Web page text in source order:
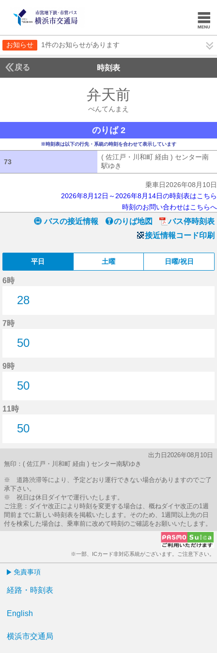
お知らせ 1件のお知らせがあります
戻る 時刻表
弁天前
べんてんまえ
のりば 2
※時刻表は以下の行先・系統の時刻を合わせて表示しています
73
( 佐江戸・川和町 経由 ) センター南
駅ゆき
乗車日2026年08月10日
2026年8月12日～2026年8月14日の時刻表はこちら
時刻のお問い合わせはこちらへ
バスの接近情報 のりば地図
バス停時刻表
接近情報コード印刷
平日 土曜 日曜/祝日
6時
28
7時
50
9時
50
11時
50
出力日2026年08月10日
無印：( 佐江戸・川和町 経由 ) センター南駅ゆき
※ 道路渋滞等により、予定どおり運行できない場合がありますのでご了
承下さい。
※ 祝日は休日ダイヤで運行いたします。
ご注意：ダイヤ改正により時刻を変更する場合は、概ねダイヤ改正の1週
間前までに新しい時刻表を掲載いたします。そのため、1週間以上先の日
付を検索した場合は、乗車前に改めて時刻のご確認をお願いいたします。
※一部、ICカード非対応系統がございます。ご注意下さい。
免責事項
経路・時刻表
English
横浜市交通局